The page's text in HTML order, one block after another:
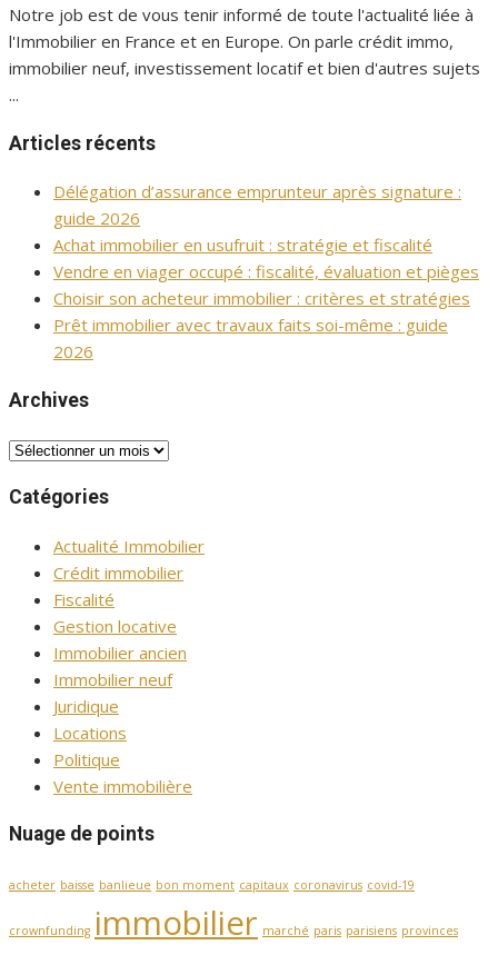
Notre job est de vous tenir informé de toute l'actualité liée à
l'Immobilier en France et en Europe. On parle crédit immo,
immobilier neuf, investissement locatif et bien d'autres sujets
...
Articles récents
Délégation d’assurance emprunteur après signature :
guide 2026
Achat immobilier en usufruit : stratégie et fiscalité
Vendre en viager occupé : fiscalité, évaluation et pièges
Choisir son acheteur immobilier : critères et stratégies
Prêt immobilier avec travaux faits soi-même : guide
2026
Archives
Archives
Catégories
Actualité Immobilier
Crédit immobilier
Fiscalité
Gestion locative
Immobilier ancien
Immobilier neuf
Juridique
Locations
Politique
Vente immobilière
Nuage de points
acheter baisse banlieue bon moment capitaux coronavirus covid-19
crownfunding immobilier marché paris parisiens provinces